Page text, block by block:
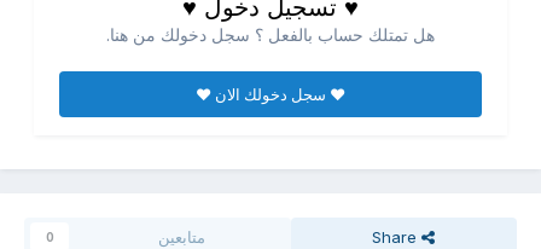
♥ تسجيل دخول ♥
هل تمتلك حساب بالفعل ؟ سجل دخولك من هنا.
♥ سجل دخولك الان ♥
Share متابعين 0